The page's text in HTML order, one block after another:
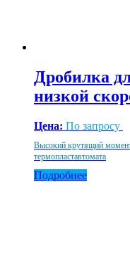
Дробилка
низкой
Цена: По запросу
Высокий крутящий
термопластавтомата
Подробнее